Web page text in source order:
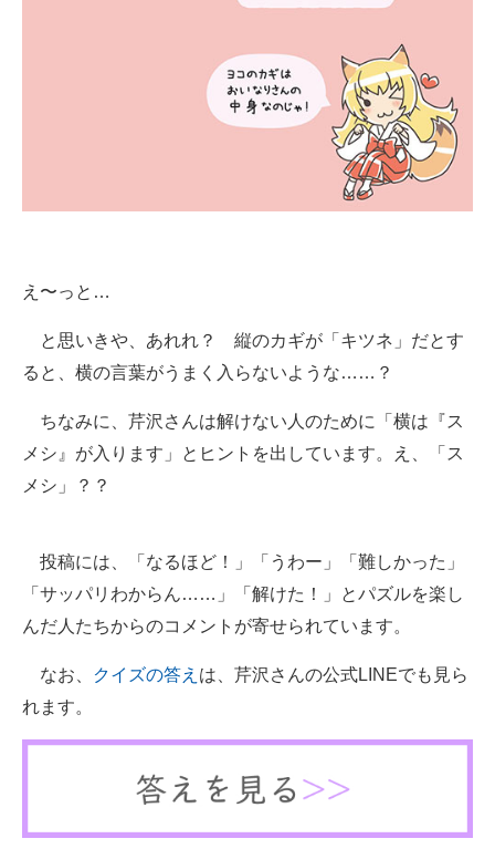
エネルギーの専門メディア
え〜っと…
と思いきや、あれれ？ 縦のカギが「キツネ」だとす
ると、横の言葉がうまく入らないような……？
ちなみに、芹沢さんは解けない人のために「横は『ス
メシ』が入ります」とヒントを出しています。え、「ス
メシ」？？
投稿には、「なるほど！」「うわー」「難しかった」
「サッパリわからん……」「解けた！」とパズルを楽し
んだ人たちからのコメントが寄せられています。
なお、 クイズの答え は、芹沢さんの公式LINEでも見ら
れます。